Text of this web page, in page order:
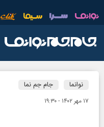
نوانما جام جم نما
۱۷ مهر ۱۴۰۲ - ۱۹:۳۰